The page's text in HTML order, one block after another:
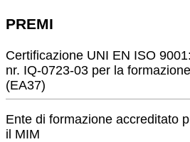
PREMI
Certificazione UNI EN ISO
nr. IQ-0723-03 per la formazione
(EA37)
Ente di formazione accreditato
il MIM